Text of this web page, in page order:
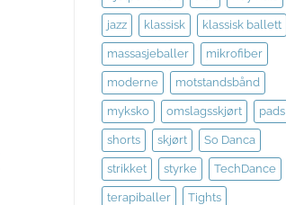
jazz klassisk klassisk ballett
massasjeballer mikrofiber
moderne motstandsbånd
myksko omslagsskjørt pads
shorts skjørt So Danca
strikket styrke TechDance
terapiballer Tights